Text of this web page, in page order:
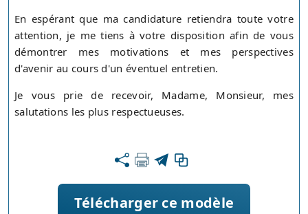
En espérant que ma candidature retiendra toute votre
attention, je me tiens à votre disposition afin de vous
démontrer mes motivations et mes perspectives
d'avenir au cours d'un éventuel entretien.
Je vous prie de recevoir, Madame, Monsieur, mes
salutations les plus respectueuses.
Télécharger ce modèle